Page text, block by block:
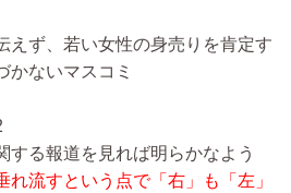
えず、若い女性の身売りを肯定す
かないマスコミ
する報道を見れば明らかなよう
れ流すという点で「右」も「左」